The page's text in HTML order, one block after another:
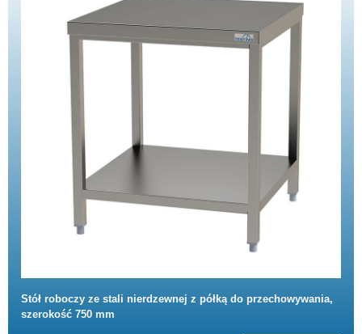
Stół roboczy ze stali nierdzewnej z półką do przechowywania,
szerokość 750 mm